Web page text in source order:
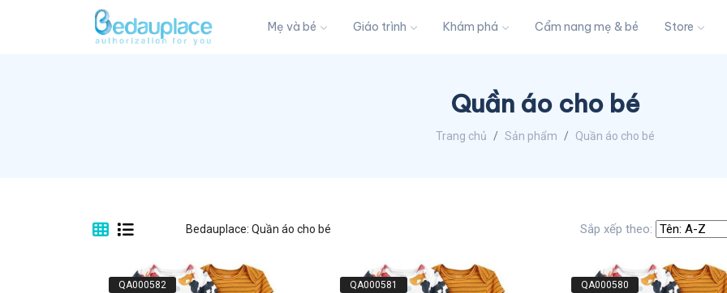
Mẹ và bé Giáo trình Khám phá Cẩm nang mẹ & bé Store
Quần áo cho bé
Trang chủ Sản phẩm Quần áo cho bé
Bedauplace: Quần áo cho bé Sắp xếp theo:
QA000582 QA000581 QA000580